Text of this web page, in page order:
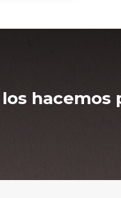
los hacemos